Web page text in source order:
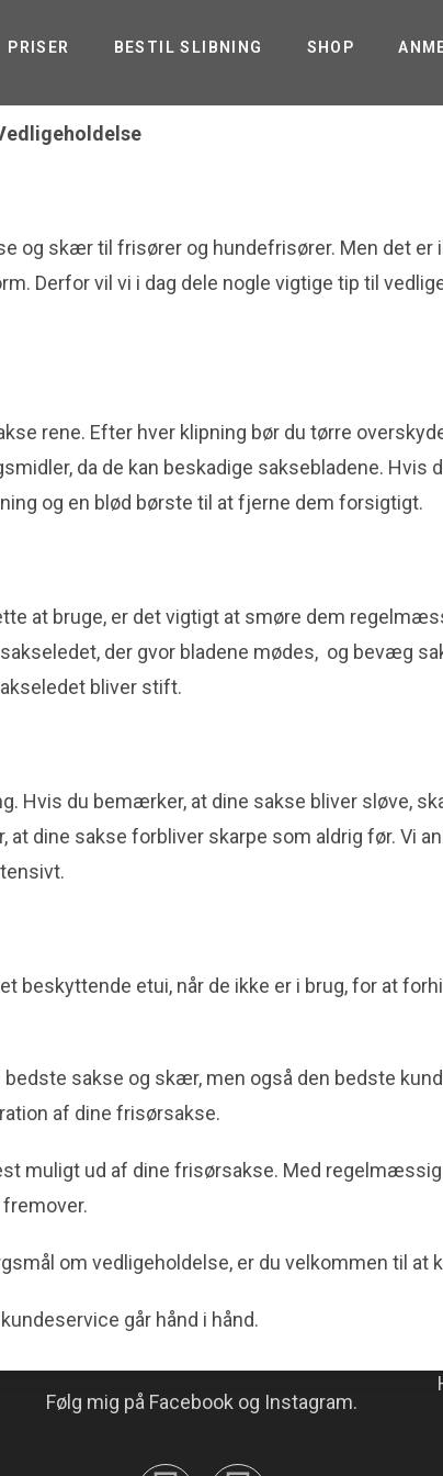
PRISER BESTIL SLIBNING SHOP
og skær til frisører og hundefrisører. Men det
Derfor vil vi i dag dele nogle vigtige tip til
rene. Efter hver klipning bør du tørre
da de kan beskadige saksebladene.
og en blød børste til at fjerne dem forsigtigt.
at bruge, er det vigtigt at smøre dem
der gvor bladene mødes, og bevæg
bliver stift.
Hvis du bemærker, at dine sakse bliver sløve,
dine sakse forbliver skarpe som aldrig før. Vi
beskyttende etui, når de ikke er i brug, for at
bedste sakse og skær, men også den bedste
af dine frisørsakse.
muligt ud af dine frisørsakse. Med
om vedligeholdelse, er du velkommen til at
går hånd i hånd.
Følg mig på Facebook og Instagram.